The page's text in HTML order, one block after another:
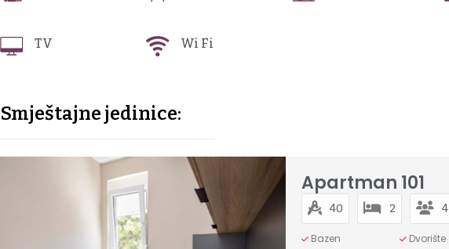
TV Wi Fi
Smještajne jedinice:
Apartman 101
40 2 4
Bazen Dvorište